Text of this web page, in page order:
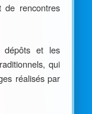
de rencontres
dépôts et les
qui
réalisés par